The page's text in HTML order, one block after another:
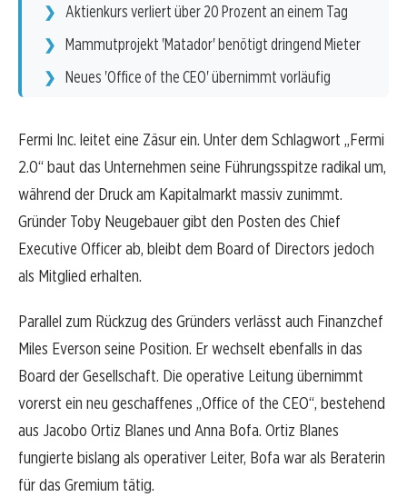
Aktienkurs verliert über 20 Prozent an einem Tag
Mammutprojekt 'Matador' benötigt dringend Mieter
Neues 'Office of the CEO' übernimmt vorläufig
Fermi Inc. leitet eine Zäsur ein. Unter dem Schlagwort „Fermi
2.0“ baut das Unternehmen seine Führungsspitze radikal um,
während der Druck am Kapitalmarkt massiv zunimmt.
Gründer Toby Neugebauer gibt den Posten des Chief
Executive Officer ab, bleibt dem Board of Directors jedoch
als Mitglied erhalten.
Parallel zum Rückzug des Gründers verlässt auch Finanzchef
Miles Everson seine Position. Er wechselt ebenfalls in das
Board der Gesellschaft. Die operative Leitung übernimmt
vorerst ein neu geschaffenes „Office of the CEO“, bestehend
aus Jacobo Ortiz Blanes und Anna Bofa. Ortiz Blanes
fungierte bislang als operativer Leiter, Bofa war als Beraterin
für das Gremium tätig.